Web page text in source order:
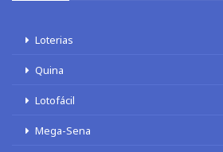
Loterias
Quina
Lotofácil
Mega-Sena